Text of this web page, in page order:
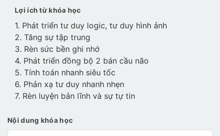
Lợi ích từ khóa học
1. Phát triển tư duy logic, tư duy hình ảnh
2. Tăng sự tập trung
3. Rèn sức bền ghi nhớ
4. Phát triển đồng bộ 2 bán cầu não
5. Tính toán nhanh siêu tốc
6. Phản xạ tư duy nhanh nhẹn
7. Rèn luyện bản lĩnh và sự tự tin
Nội dung khóa học